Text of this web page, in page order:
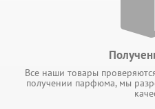
Все наши товары
получении парфюма, мы